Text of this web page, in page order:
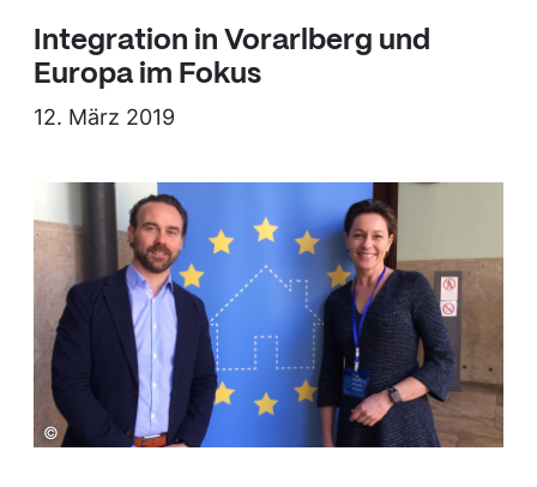
Integration in Vorarlberg und
Europa im Fokus
12. März 2019
©